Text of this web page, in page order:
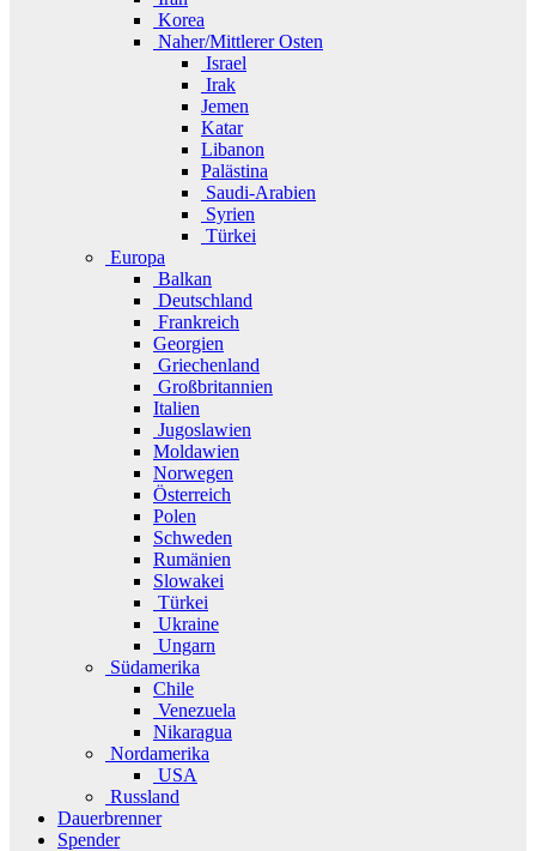
Korea
Naher/Mittlerer Osten
Israel
Irak
Jemen
Katar
Libanon
Palästina
Saudi-Arabien
Syrien
Türkei
Europa
Balkan
Deutschland
Frankreich
Georgien
Griechenland
Großbritannien
Italien
Jugoslawien
Moldawien
Norwegen
Österreich
Polen
Schweden
Rumänien
Slowakei
Türkei
Ukraine
Ungarn
Südamerika
Chile
Venezuela
Nikaragua
Nordamerika
USA
Russland
Dauerbrenner
Spender